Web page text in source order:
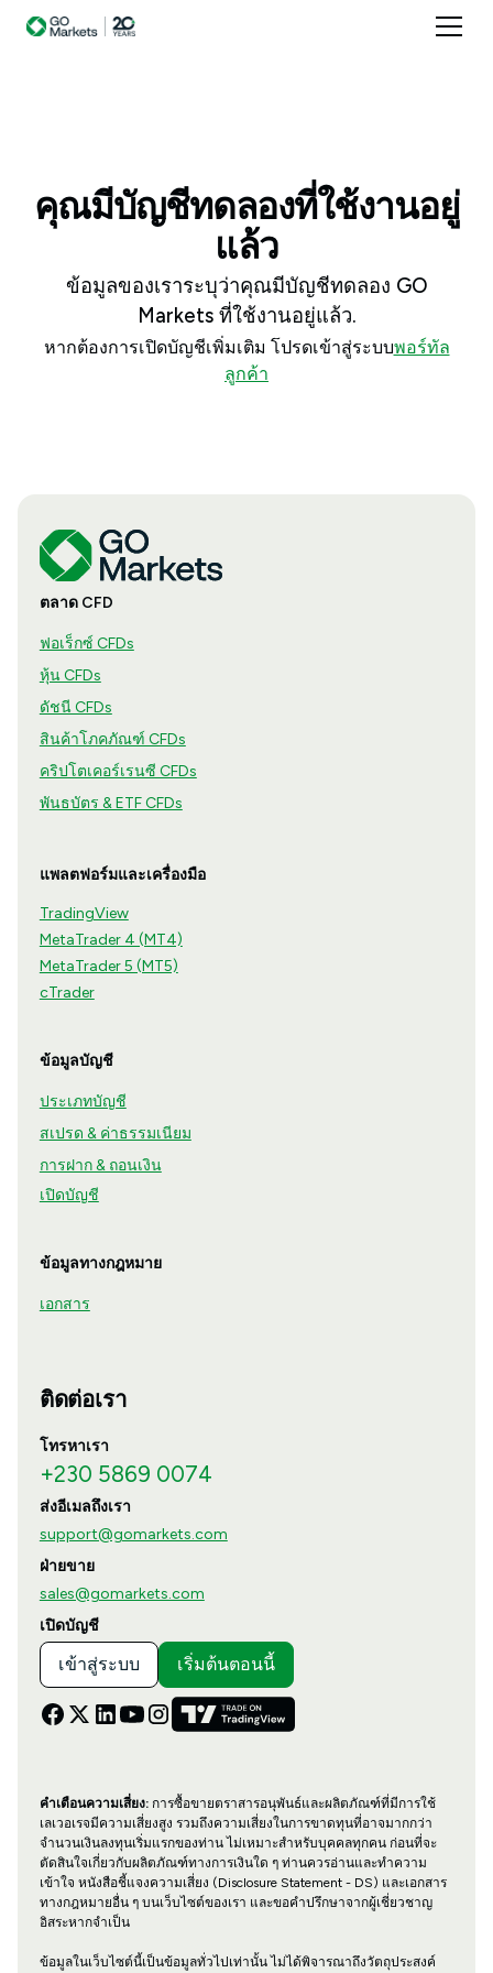
คุณมีบัญชีทดลองที่ใช้งานอยู่
แล้ว
ข้อมูลของเราระบุว่าคุณมีบัญชีทดลอง GO
Markets ที่ใช้งานอยู่แล้ว.
หากต้องการเปิดบัญชีเพิ่มเติม โปรดเข้าสู่ระบบพอร์ทัล
ลูกค้า
ตลาด CFD
ฟอเร็กซ์ CFDs
หุ้น CFDs
ดัชนี CFDs
สินค้าโภคภัณฑ์ CFDs
คริปโตเคอร์เรนซี CFDs
พันธบัตร & ETF CFDs
แพลตฟอร์มและเครื่องมือ
TradingView
MetaTrader 4 (MT4)
MetaTrader 5 (MT5)
cTrader
ข้อมูลบัญชี
ประเภทบัญชี
สเปรด & ค่าธรรมเนียม
การฝาก & ถอนเงิน
เปิดบัญชี
ข้อมูลทางกฎหมาย
เอกสาร
ติดต่อเรา
โทรหาเรา
+230 5869 0074
ส่งอีเมลถึงเรา
support@gomarkets.com
ฝ่ายขาย
sales@gomarkets.com
เปิดบัญชี
เข้าสู่ระบบ เริ่มต้นตอนนี้
คำเตือนความเสี่ยง:การซื้อขายตราสารอนุพันธ์และผลิตภัณฑ์ที่มีการใช้
เลเวอเรจมีความเสี่ยงสูง รวมถึงความเสี่ยงในการขาดทุนที่อาจมากกว่า
จำนวนเงินลงทุนเริ่มแรกของท่าน ไม่เหมาะสำหรับบุคคลทุกคน ก่อนที่จะ
ตัดสินใจเกี่ยวกับผลิตภัณฑ์ทางการเงินใด ๆ ท่านควรอ่านและทำความ
เข้าใจ หนังสือชี้แจงความเสี่ยง (Disclosure Statement - DS) และเอกสาร
ทางกฎหมายอื่น ๆ บนเว็บไซต์ของเรา และขอคำปรึกษาจากผู้เชี่ยวชาญ
อิสระหากจำเป็น
ข้อมูลในเว็บไซต์นี้เป็นข้อมูลทั่วไปเท่านั้น ไม่ได้พิจารณาถึงวัตถุประสงค์